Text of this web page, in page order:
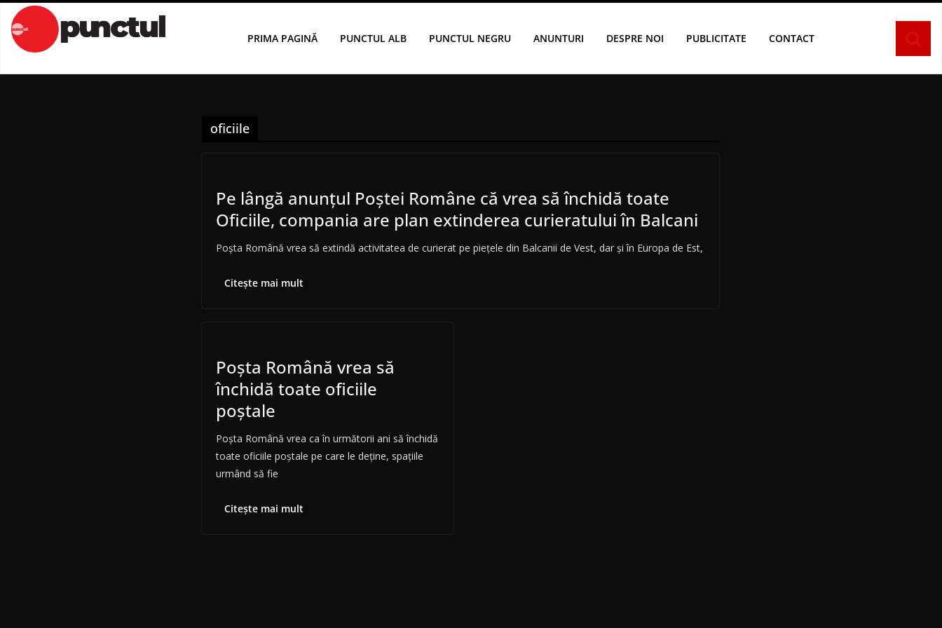
Sari
conținut
PRIMA PAGINĂ PUNCTUL ALB PUNCTUL NEGRU ANUNTURI DESPRE NOI PUBLICITATE CONTACT
oficiile
Pe lângă anunțul Poștei Române că vrea să închidă toate
Oficiile, compania are plan extinderea curieratului în Balcani
Poșta Română vrea să extindă activitatea de curierat pe piețele din Balcanii de Vest, dar și în Europa de Est,
Citește mai mult
Poșta Română vrea să
închidă toate oficiile
poștale
Poșta Română vrea ca în următorii ani să închidă
toate oficiile poștale pe care le deține, spațiile
urmând să fie
Citește mai mult